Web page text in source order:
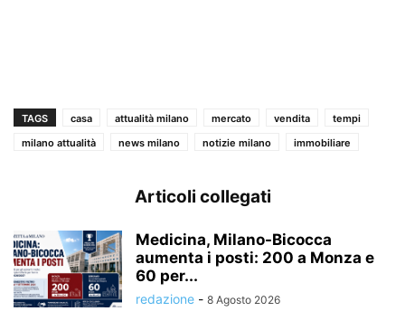
TAGS casa attualità milano mercato vendita
tempi
milano attualità
news milano notizie milano immobiliare
Articoli collegati
Medicina, Milano-Bicocca
aumenta i posti: 200 a Monza e
60 per...
redazione - 8 Agosto 2026